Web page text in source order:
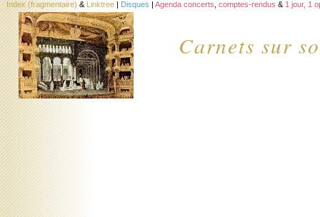
Carnets sur
Index (fragmentaire) & Linktree | Disques | Agenda concerts comptes-rendus & 1 jour, 1